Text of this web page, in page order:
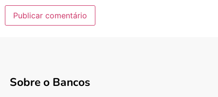
Sobre o Bancos